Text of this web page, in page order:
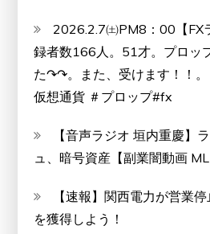
2026.2.7㈯PM8：00【FX
録者数166人。51才。プロッ
た↷↷。また、受けます！！
仮想通貨 ＃プロップ#fx
【音声ラジオ 垣内重慶】
ュ、暗号資産【副業闇動画
【速報】関西電力が営業
を獲得しよう！